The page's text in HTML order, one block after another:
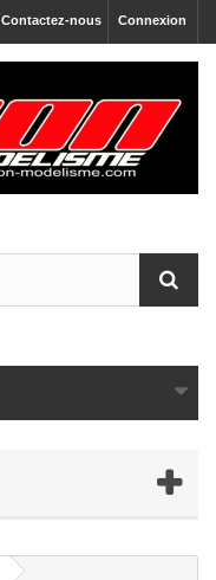
Connexion
Contactez-nous